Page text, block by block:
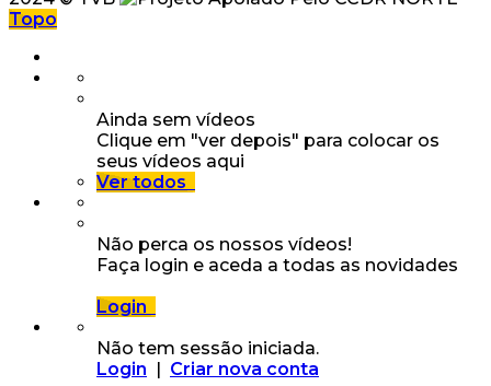
Topo
Ainda sem vídeos
Clique em "ver depois" para colocar os
seus vídeos aqui
Ver todos
Não perca os nossos vídeos!
Faça login e aceda a todas as novidades
Login
Não tem sessão iniciada.
Login
Criar nova conta